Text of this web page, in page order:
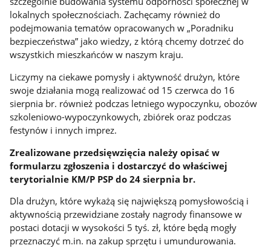
lokalnych społecznościach. Zachęcamy również do
podejmowania tematów opracowanych w „Poradniku
bezpieczeństwa” jako wiedzy, z którą chcemy dotrzeć do
wszystkich mieszkańców w naszym kraju.
Liczymy na ciekawe pomysły i aktywność drużyn, które
swoje działania mogą realizować od 15 czerwca do 16
sierpnia br. również podczas letniego wypoczynku, obozów
szkoleniowo-wypoczynkowych, zbiórek oraz podczas
festynów i innych imprez.
Zrealizowane przedsięwzięcia należy opisać w
formularzu zgłoszenia i dostarczyć do właściwej
terytorialnie KM/P PSP do 24 sierpnia br.
Dla drużyn, które wykażą się największą pomysłowością i
aktywnością przewidziane zostały nagrody finansowe w
postaci dotacji w wysokości 5 tyś. zł, które będą mogły
przeznaczyć m.in. na zakup sprzętu i umundurowania.